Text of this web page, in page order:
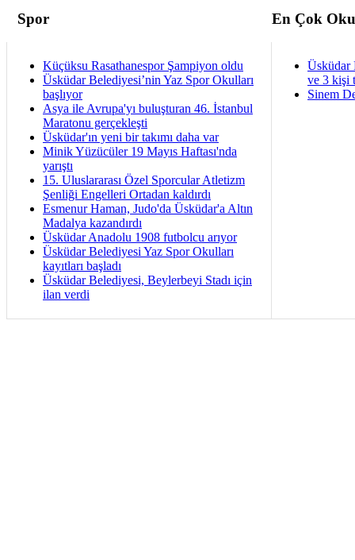
Spor En Çok
Küçüksu Rasathanespor Şampiyon oldu
Üsküdar Belediyesi’nin Yaz Spor Okulları
başlıyor
Asya ile Avrupa'yı buluşturan 46. İstanbul
Maratonu gerçekleşti
Üsküdar'ın yeni bir takımı daha var
Minik Yüzücüler 19 Mayıs Haftası'nda
yarıştı
15. Uluslararası Özel Sporcular Atletizm
Şenliği Engelleri Ortadan kaldırdı
Esmenur Haman, Judo'da Üsküdar'a Altın
Madalya kazandırdı
Üsküdar Anadolu 1908 futbolcu arıyor
Üsküdar Belediyesi Yaz Spor Okulları
kayıtları başladı
Üsküdar Belediyesi, Beylerbeyi Stadı için
ilan verdi
Üsküdar
ve 3 kişi
Sinem